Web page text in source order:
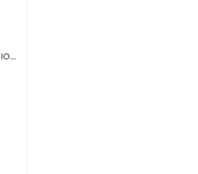
ALMEIDA Benito Ramos. ALPHONSI voir comte d' ANTIOCHE